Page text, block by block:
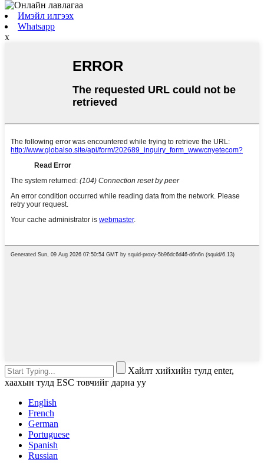
Имэйл илгээх
Whatsapp
x
Хайлт хийхийн тулд enter,
хаахын тулд ESC товчийг дарна уу
English
French
German
Portuguese
Spanish
Russian